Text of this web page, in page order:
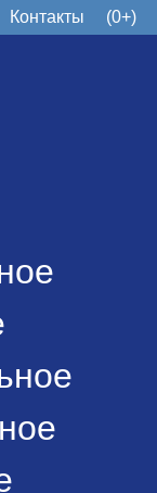
Контакты (0+)